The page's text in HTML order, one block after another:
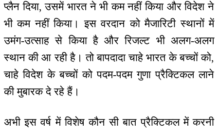
प्लैन दिया, उसमें भारत ने भी कम नहीं किया और विदेश ने
भी कम नहीं किया। इस वरदान को मैजारिटी स्थानों में
उमंग-उत्साह से किया है और रिजल्ट भी अलग-अलग
स्थान की आ रही है। तो बापदादा चाहे भारत के बच्चों को,
चाहे विदेश के बच्चों को पदम-पदम गुणा प्रैक्टिकल लाने
की मुबारक दे रहे हैं।
अभी इस वर्ष में विशेष कौन सी बात प्रैक्टिकल में करनी